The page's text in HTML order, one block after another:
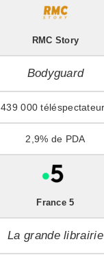
RMC Story
Bodyguard
439 000
2,9%
France 5
La grande librairie